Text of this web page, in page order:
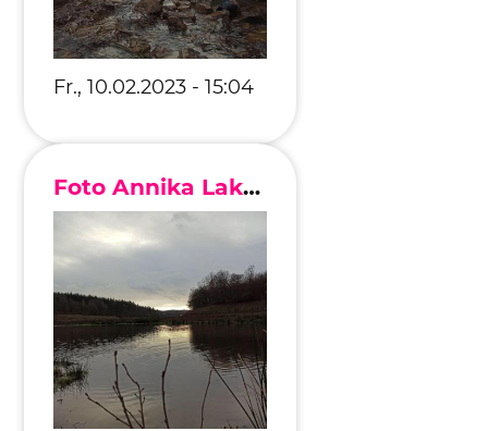
Fr., 10.02.2023 - 15:04
Foto Annika Lakomy